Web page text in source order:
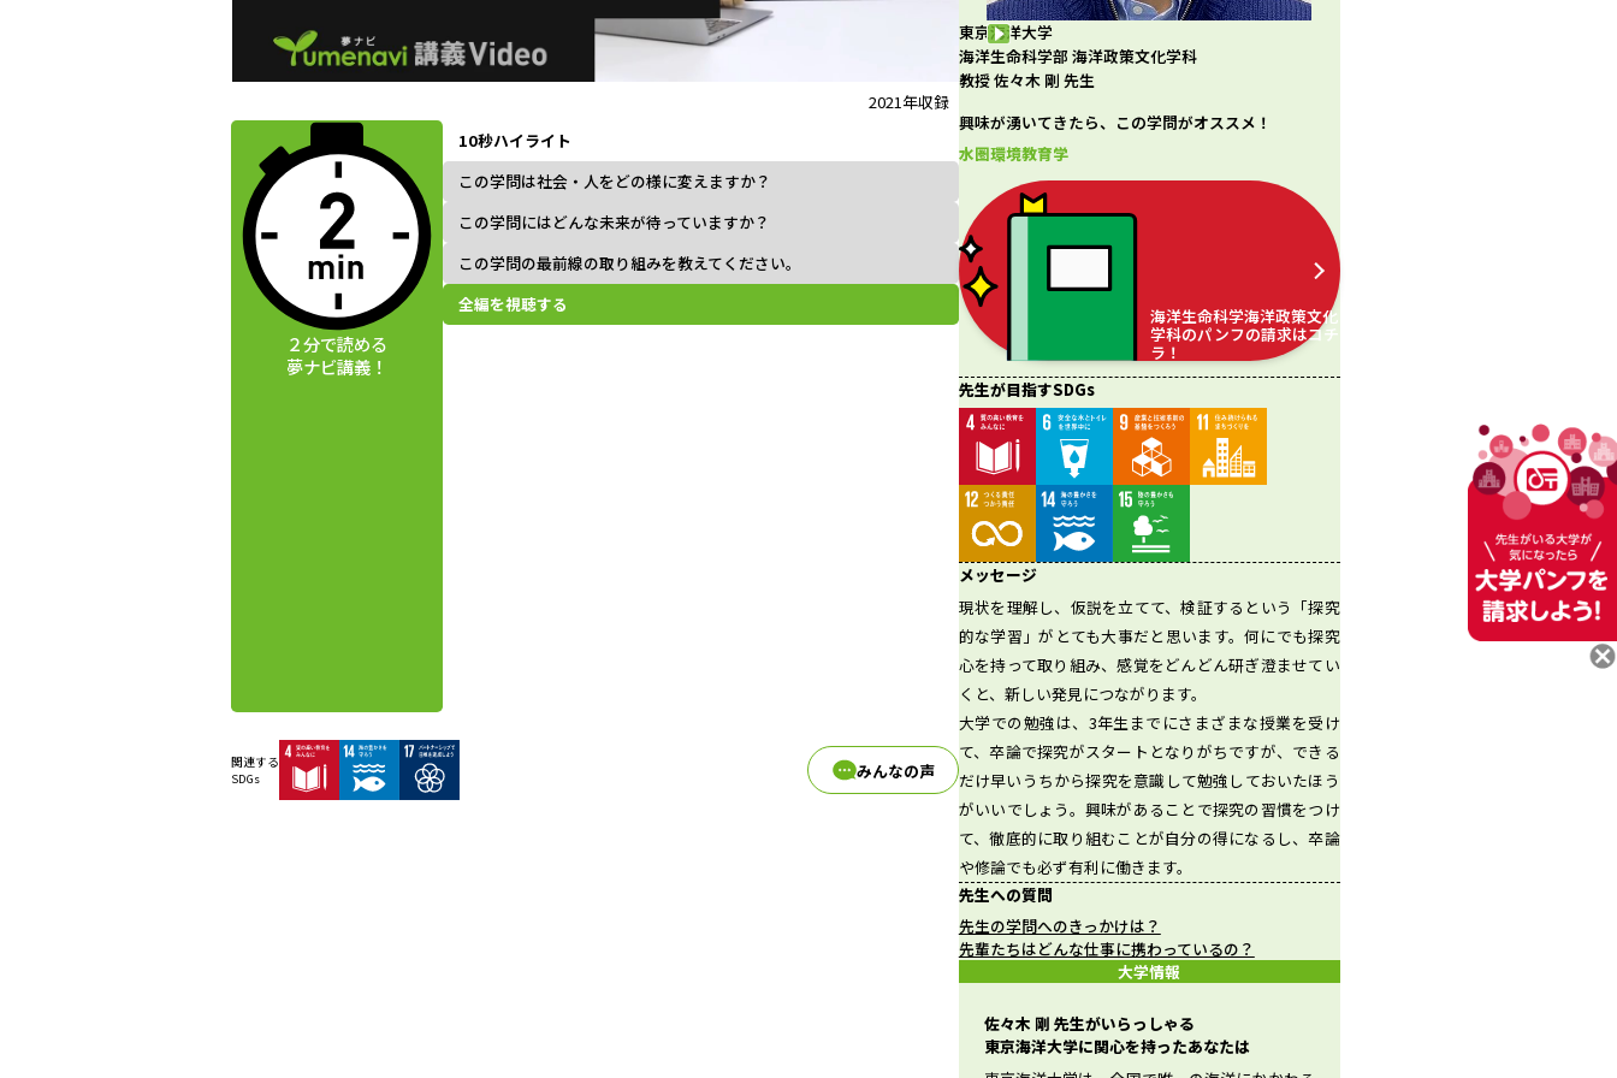
l
a
y
2021年収録
２分で読める
夢ナビ講義！
動画視聴前に
夢ナビ講義を
読んでみよう
10秒ハイライト
この学問は社会・人をどの様に変えますか？
この学問にはどんな未来が待っていますか？
この学問の最前線の取り組みを教えてください。
全編を視聴する
関連する
SDGs
みんなの声
東京海洋大学
海洋生命科学部 海洋政策文化学科
教授 佐々木 剛 先生
興味が湧いてきたら、この学問がオススメ！
水圏環境教育学
海洋生命科学海洋政策文化
学科のパンフの請求はコチ
ラ！
先生が目指すSDGs
メッセージ
現状を理解し、仮説を立てて、検証するという「探究
的な学習」がとても大事だと思います。何にでも探究
心を持って取り組み、感覚をどんどん研ぎ澄ませてい
くと、新しい発見につながります。
大学での勉強は、3年生までにさまざまな授業を受け
て、卒論で探究がスタートとなりがちですが、できる
だけ早いうちから探究を意識して勉強しておいたほう
がいいでしょう。興味があることで探究の習慣をつけ
て、徹底的に取り組むことが自分の得になるし、卒論
や修論でも必ず有利に働きます。
先生への質問
先生の学問へのきっかけは？
先輩たちはどんな仕事に携わっているの？
大学情報
佐々木 剛 先生がいらっしゃる
東京海洋大学に関心を持ったあなたは